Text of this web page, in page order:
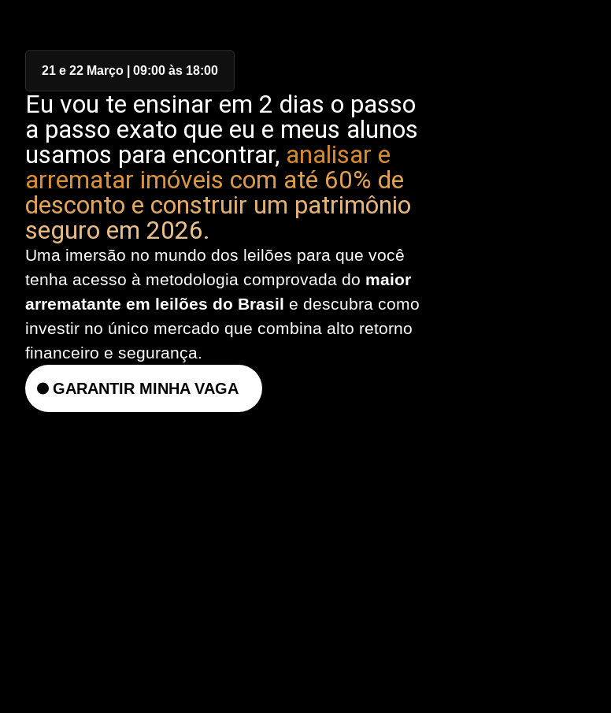
21 e 22 Março | 09:00 às 18:00
Eu vou te ensinar em 2 dias o passo
a passo exato que eu e meus alunos
usamos para encontrar, analisar e
arrematar imóveis com até 60% de
desconto e construir um patrimônio
seguro em 2026.
Uma imersão no mundo dos leilões para que você
tenha acesso à metodologia comprovada do maior
arrematante em leilões do Brasil e descubra como
investir no único mercado que combina alto retorno
financeiro e segurança.
GARANTIR MINHA VAGA